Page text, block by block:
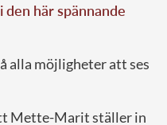
i den här spännande
alla möjligheter att ses
Mette-Marit ställer in